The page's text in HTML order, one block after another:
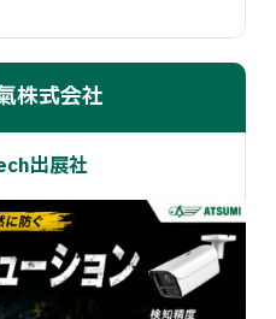
株式会社
出展社